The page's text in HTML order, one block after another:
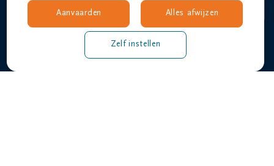
Overlijdensberichten
Veelgestelde vragen
Aanvaarden Alles afwijzen
Zelf instellen